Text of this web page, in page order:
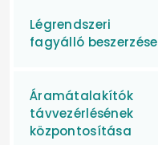
Légrendszeri
fagyálló beszerzése
Áramátalakítók
távvezérlésének
központosítása